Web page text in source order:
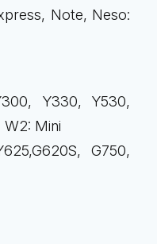
Note, Neso:
Y330, Y530,
W2: Mini
G750,